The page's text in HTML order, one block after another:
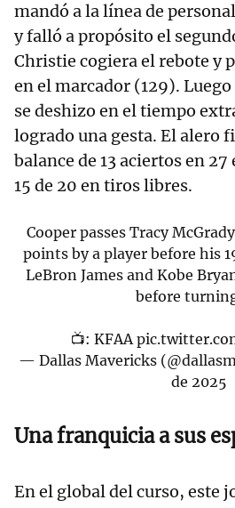
mandó a la línea de
y falló a propósito el
Christie cogiera el rebote y
en el marcador (129).
se deshizo en el tiempo
logrado una gesta. El alero
balance de 13 aciertos en
15 de 20 en tiros libres.
Cooper passes Tracy
points by a player before his
LeBron James and Kobe
before
📺: KFAA
— Dallas Mavericks
de 2025
Una franquicia a sus
En el global del curso, este